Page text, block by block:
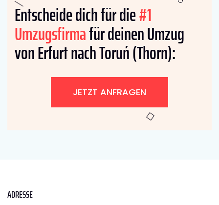
Entscheide dich für die#1
Umzugsfirmafür deinen Umzug
von Erfurt nach Toruń (Thorn):
JETZT ANFRAGEN
ADRESSE